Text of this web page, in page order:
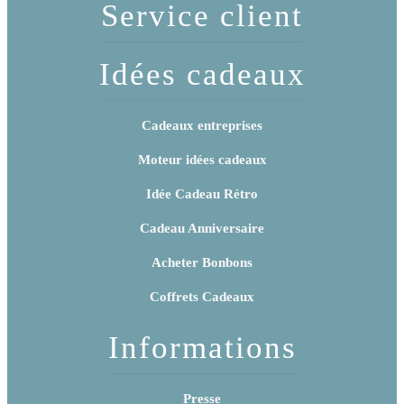
Service client
Idées cadeaux
Cadeaux entreprises
Moteur idées cadeaux
Idée Cadeau Rétro
Cadeau Anniversaire
Acheter Bonbons
Coffrets Cadeaux
Informations
Presse